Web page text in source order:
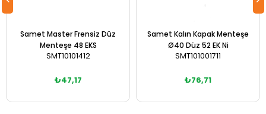
Samet Master Frensiz Düz
Menteşe 48 EKS
SMT10101412
₺47,17
Samet Kalın Kapak Menteşe
Ø40 Düz 52 EK Ni
SMT101001711
₺76,71